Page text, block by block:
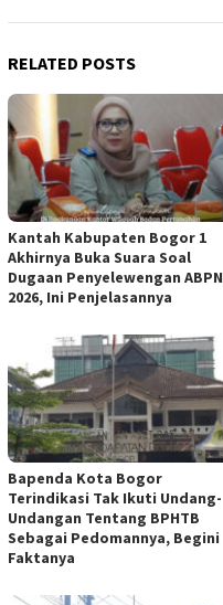
RELATED POSTS
Kantah Kabupaten Bogor 1
Akhirnya Buka Suara Soal
Dugaan Penyelewengan ABPN
2026, Ini Penjelasannya
Bapenda Kota Bogor
Terindikasi Tak Ikuti Undang-
Undangan Tentang BPHTB
Sebagai Pedomannya, Begini
Faktanya